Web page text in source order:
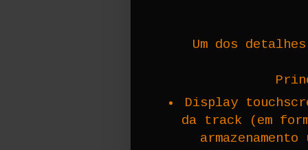
Um dos
Display
da track (em